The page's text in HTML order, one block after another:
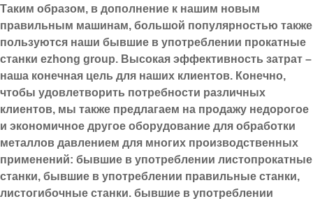
Таким образом, в дополнение к нашим новым
правильным машинам, большой популярностью также
пользуются наши бывшие в употреблении прокатные
станки ezhong group. Высокая эффективность затрат –
наша конечная цель для наших клиентов. Конечно,
чтобы удовлетворить потребности различных
клиентов, мы также предлагаем на продажу недорогое
и экономичное другое оборудование для обработки
металлов давлением для многих производственных
применений: бывшие в употреблении листопрокатные
станки, бывшие в употреблении правильные станки,
листогибочные станки. бывшие в употреблении